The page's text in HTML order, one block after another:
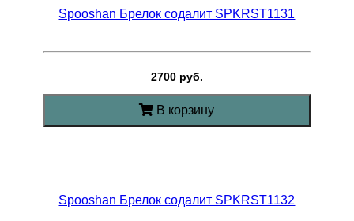
Spooshan Брелок содалит SPKRST1131
2700 руб.
В корзину
Spooshan Брелок содалит SPKRST1132